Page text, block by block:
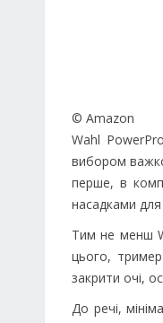
© Amazon
Wahl
вибором
перше, в
насадками
Тим не менш
цього,
закрити очі,
До речі,